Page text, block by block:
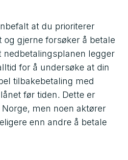
at du prioriterer
og gjerne forsøker å betale
nedbetalingsplanen legger
for å undersøke at din
tilbakebetaling med
før tiden. Dette er
men noen aktører
enn andre å betale